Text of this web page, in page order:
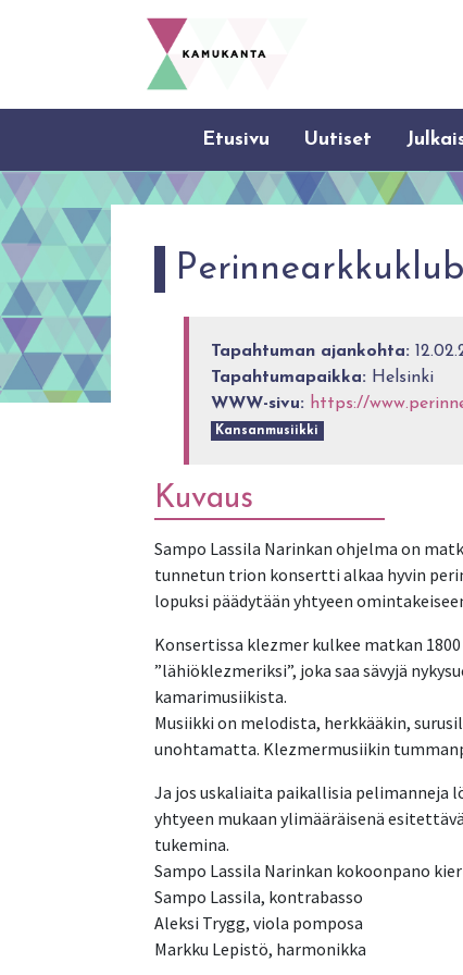
Etusivu Uutiset
Tapahtuman ajankohta:
Tapahtumapaikka: Helsinki
WWW-sivu: https://
Kansanmusiikki
Kuvaus
Sampo Lassila Narinkan ohjelma on
tunnetun trion konsertti alkaa hyvin
lopuksi päädytään yhtyeen
Konsertissa klezmer kulkee matkan
”lähiöklezmeriksi”, joka saa sävyjä
kamarimusiikista.
Musiikki on melodista, herkkääkin,
unohtamatta. Klezmermusiikin
Ja jos uskaliaita paikallisia
yhtyeen mukaan ylimääräisenä
tukemina.
Sampo Lassila Narinkan kokoonpano
Sampo Lassila, kontrabasso
Aleksi Trygg, viola pomposa
Markku Lepistö, harmonikka